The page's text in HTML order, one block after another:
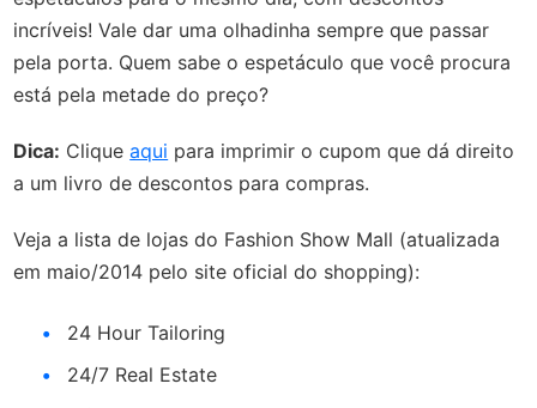
incríveis! Vale dar uma olhadinha sempre que passar
pela porta. Quem sabe o espetáculo que você procura
está pela metade do preço?
Dica: Cliqueaqui para imprimir o cupom que dá direito
a um livro de descontos para compras.
Veja a lista de lojas do Fashion Show Mall (atualizada
em maio/2014 pelo site oficial do shopping):
24 Hour Tailoring
24/7 Real Estate